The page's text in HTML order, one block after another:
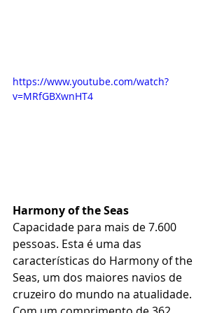
https://www.youtube.com/watch?
v=MRfGBXwnHT4
Harmony of the Seas
Capacidade para mais de 7.600
pessoas. Esta é uma das
características do Harmony of the
Seas, um dos maiores navios de
cruzeiro do mundo na atualidade.